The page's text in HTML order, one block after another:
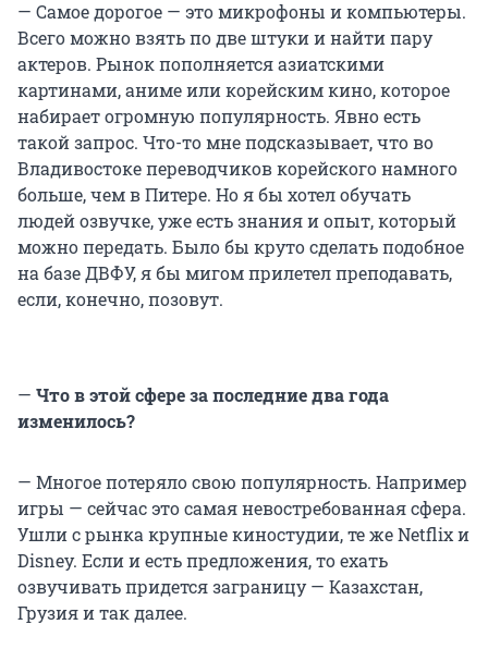
— Самое дорогое — это микрофоны и компьютеры.
Всего можно взять по две штуки и найти пару
актеров. Рынок пополняется азиатскими
картинами, аниме или корейским кино, которое
набирает огромную популярность. Явно есть
такой запрос. Что-то мне подсказывает, что во
Владивостоке переводчиков корейского намного
больше, чем в Питере. Но я бы хотел обучать
людей озвучке, уже есть знания и опыт, который
можно передать. Было бы круто сделать подобное
на базе ДВФУ, я бы мигом прилетел преподавать,
если, конечно, позовут.
— Что в этой сфере за последние два года
изменилось?
— Многое потеряло свою популярность. Например
игры — сейчас это самая невостребованная сфера.
Ушли с рынка крупные киностудии, те же Netflix и
Disney. Если и есть предложения, то ехать
озвучивать придется заграницу — Казахстан,
Грузия и так далее.